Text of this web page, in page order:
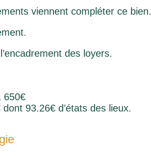
viennent compléter ce bien.
des loyers.
650€
93.26€ d’états des lieux.